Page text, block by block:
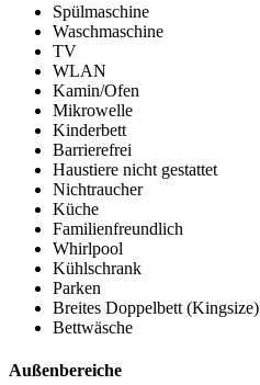
Spülmaschine
Waschmaschine
TV
WLAN
Kamin/Ofen
Mikrowelle
Kinderbett
Barrierefrei
Haustiere nicht gestattet
Nichtraucher
Küche
Familienfreundlich
Whirlpool
Kühlschrank
Parken
Breites Doppelbett (Kingsize)
Bettwäsche
Außenbereiche